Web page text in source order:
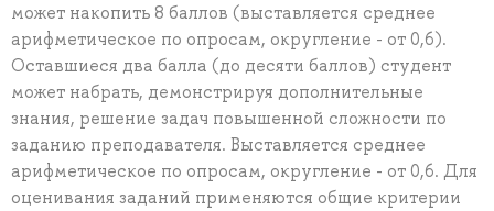
может накопить 8 баллов (выставляется среднее
арифметическое по опросам, округление - от 0,6).
Оставшиеся два балла (до десяти баллов) студент
может набрать, демонстрируя дополнительные
знания, решение задач повышенной сложности по
заданию преподавателя. Выставляется среднее
арифметическое по опросам, округление - от 0,6. Для
оценивания заданий применяются общие критерии